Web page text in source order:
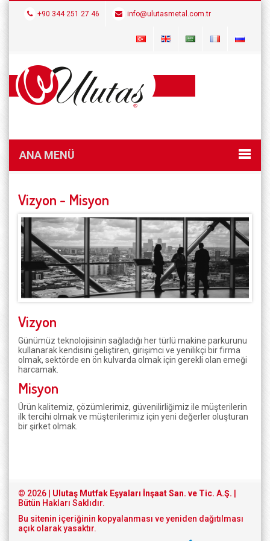
+90 344 251 27 46 info@ulutasmetal.com.tr
ANA MENÜ
Vizyon - Misyon
Vizyon
Günümüz teknolojisinin sağladığı her türlü makine parkurunu
kullanarak kendisini geliştiren, girişimci ve yenilikçi bir firma
olmak, sektörde en ön kulvarda olmak için gerekli olan emeği
harcamak.
Misyon
Ürün kalitemiz, çözümlerimiz, güvenilirliğimiz ile müşterilerin
ilk tercihi olmak ve müşterilerimiz için yeni değerler oluşturan
bir şirket olmak.
© 2026 | Ulutaş Mutfak Eşyaları İnşaat San. ve Tic. A.Ş.
Bütün Hakları Saklıdır.
Bu sitenin içeriğinin kopyalanması ve yeniden dağıtılması
açık olarak yasaktır.